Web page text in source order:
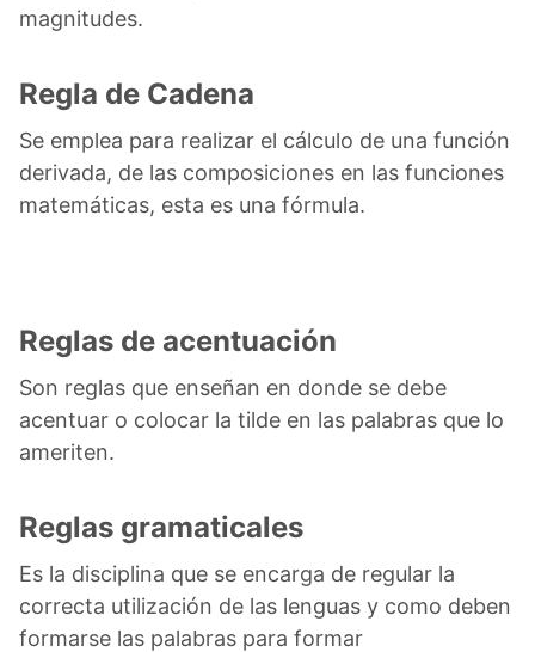
magnitudes.
Regla de Cadena
Se emplea para realizar el cálculo de una función
derivada, de las composiciones en las funciones
matemáticas, esta es una fórmula.
Reglas de acentuación
Son reglas que enseñan en donde se debe
acentuar o colocar la tilde en las palabras que lo
ameriten.
Reglas gramaticales
Es la disciplina que se encarga de regular la
correcta utilización de las lenguas y como deben
formarse las palabras para formar